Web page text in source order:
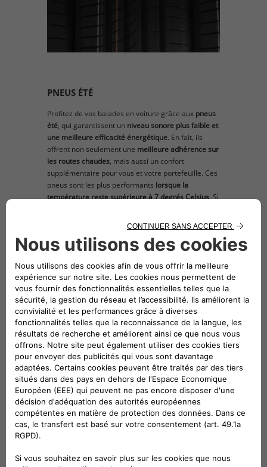
PNEUS ÉTÉ
Profitez de vos balades en voiture grâce aux pneus
été, qui garantissent un niveau sonore plus faible et
une meilleure efficacité énergétique. En fait, ils
offrent non seulement une meilleure adhérence sur
les routes chaudes, mais aussi un confort
supplémentaire pour vous et votre portefeuille. Ces
pneus sont les plus performants lorsque la
température reste supérieure à 7 degrés Celsius. Si
DÉCOUVREZ LES AUTRES
PRODUITS
HOUSSE DE PROTECTION
Protégez votre véhicule contre la poussière,
les salissures et l'humidité avec une housse de
protection élégante. Peu importe que vous
vous gariez dans un garage ou à l’extérieur,
votre véhicule restera propre et sans rayures.